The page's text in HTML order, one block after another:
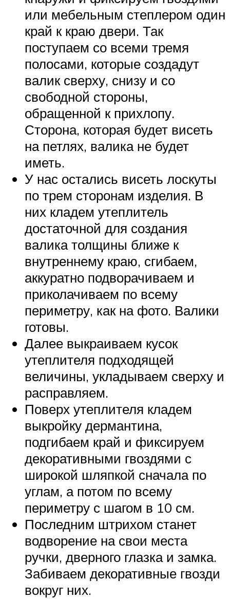
или мебельным степлером один
край к краю двери. Так
поступаем со всеми тремя
полосами, которые создадут
валик сверху, снизу и со
свободной стороны,
обращенной к прихлопу.
Сторона, которая будет висеть
на петлях, валика не будет
иметь.
У нас остались висеть лоскуты
по трем сторонам изделия. В
них кладем утеплитель
достаточной для создания
валика толщины ближе к
внутреннему краю, сгибаем,
аккуратно подворачиваем и
приколачиваем по всему
периметру, как на фото. Валики
готовы.
Далее выкраиваем кусок
утеплителя подходящей
величины, укладываем сверху и
расправляем.
Поверх утеплителя кладем
выкройку дермантина,
подгибаем край и фиксируем
декоративными гвоздями с
широкой шляпкой сначала по
углам, а потом по всему
периметру с шагом в 10 см.
Последним штрихом станет
водворение на свои места
ручки, дверного глазка и замка.
Забиваем декоративные гвозди
вокруг них.